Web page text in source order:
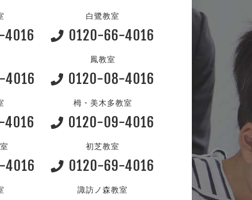
4016
白鷺教室
0120-66-4016
4016
鳳教室
0120-08-4016
4016
栂・美木多教室
0120-09-4016
4016
初芝教室
0120-69-4016
諏訪ノ森教室